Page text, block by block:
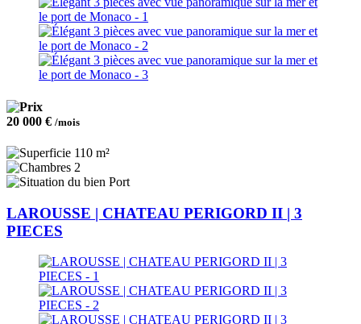
20 000 € /mois
110 m²
2
Port
LAROUSSE | CHATEAU PERIGORD II | 3
PIECES